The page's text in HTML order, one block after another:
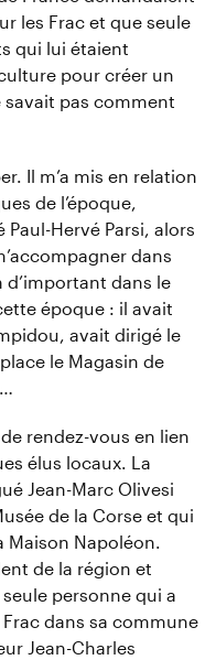
les Frac et que seule
qui lui étaient
pour créer un
savait pas comment
Il m’a mis en relation
de l’époque,
Hervé Parsi, alors
dans
d’important dans le
époque : il avait
avait dirigé le
le Magasin de
rendez-vous en lien
élus locaux. La
Jean-Marc Olivesi
de la Corse et qui
Napoléon.
de la région et
personne qui a
dans sa commune
Jean-Charles